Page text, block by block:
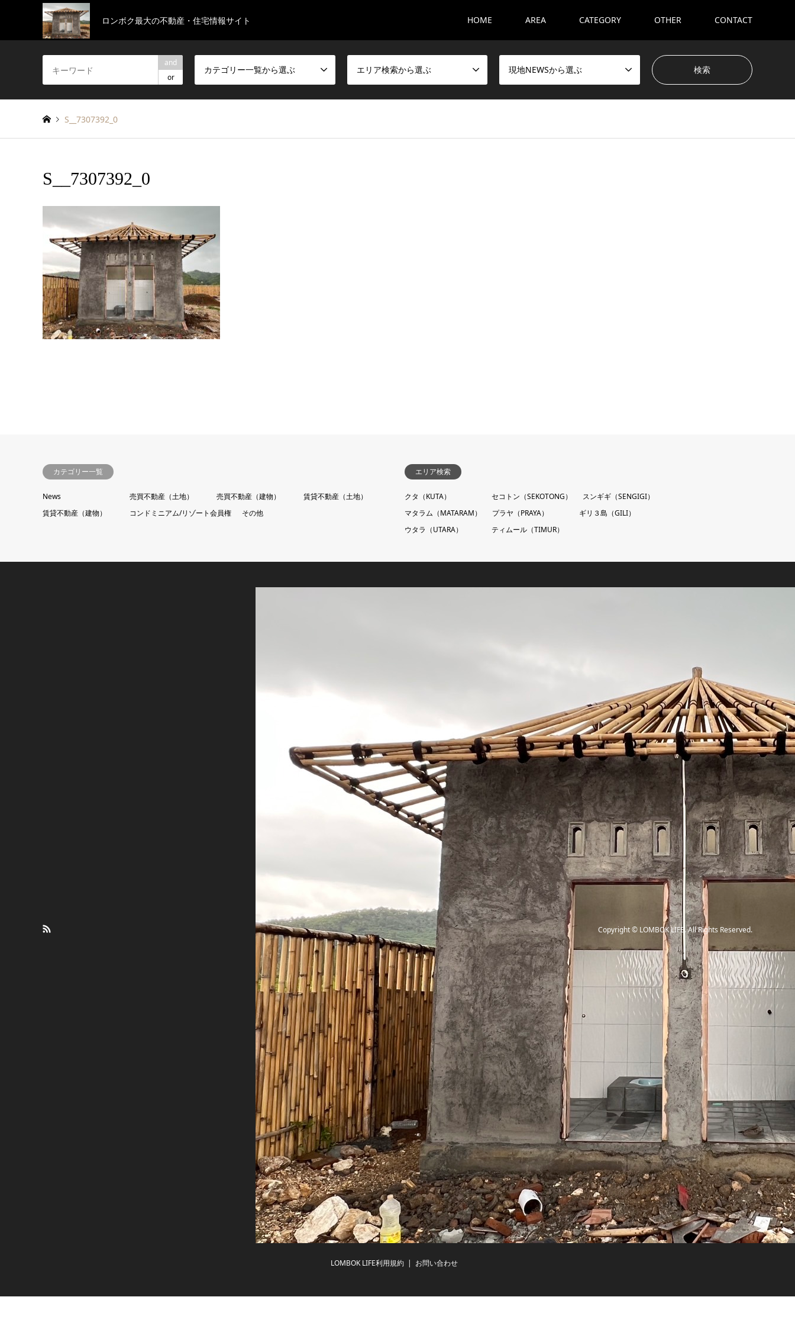
ロンボク最大の不動産・住宅情報サイト HOME AREA CATEGORY OTHER CONTACT
and
or
カテゴリー一覧から選ぶ エリア検索から選ぶ 現地NEWSから選ぶ
S__7307392_0
S__7307392_0
カテゴリー一覧
News 売買不動産（土地） 売買不動産（建物）
賃貸不動産（土地）
賃貸不動産（建物）
コンドミニアム/リゾート会員権 その他
エリア検索
クタ（KUTA） セコトン（SEKOTONG）
スンギギ（SENGIGI）
マタラム（MATARAM）
プラヤ（PRAYA）
ギリ３島（GILI）
ウタラ（UTARA）
ティムール（TIMUR）
LOMBOK LIFE利用規約 お問い合わせ
Copyright© LOMBOK LIFE. All Rights Reserved.